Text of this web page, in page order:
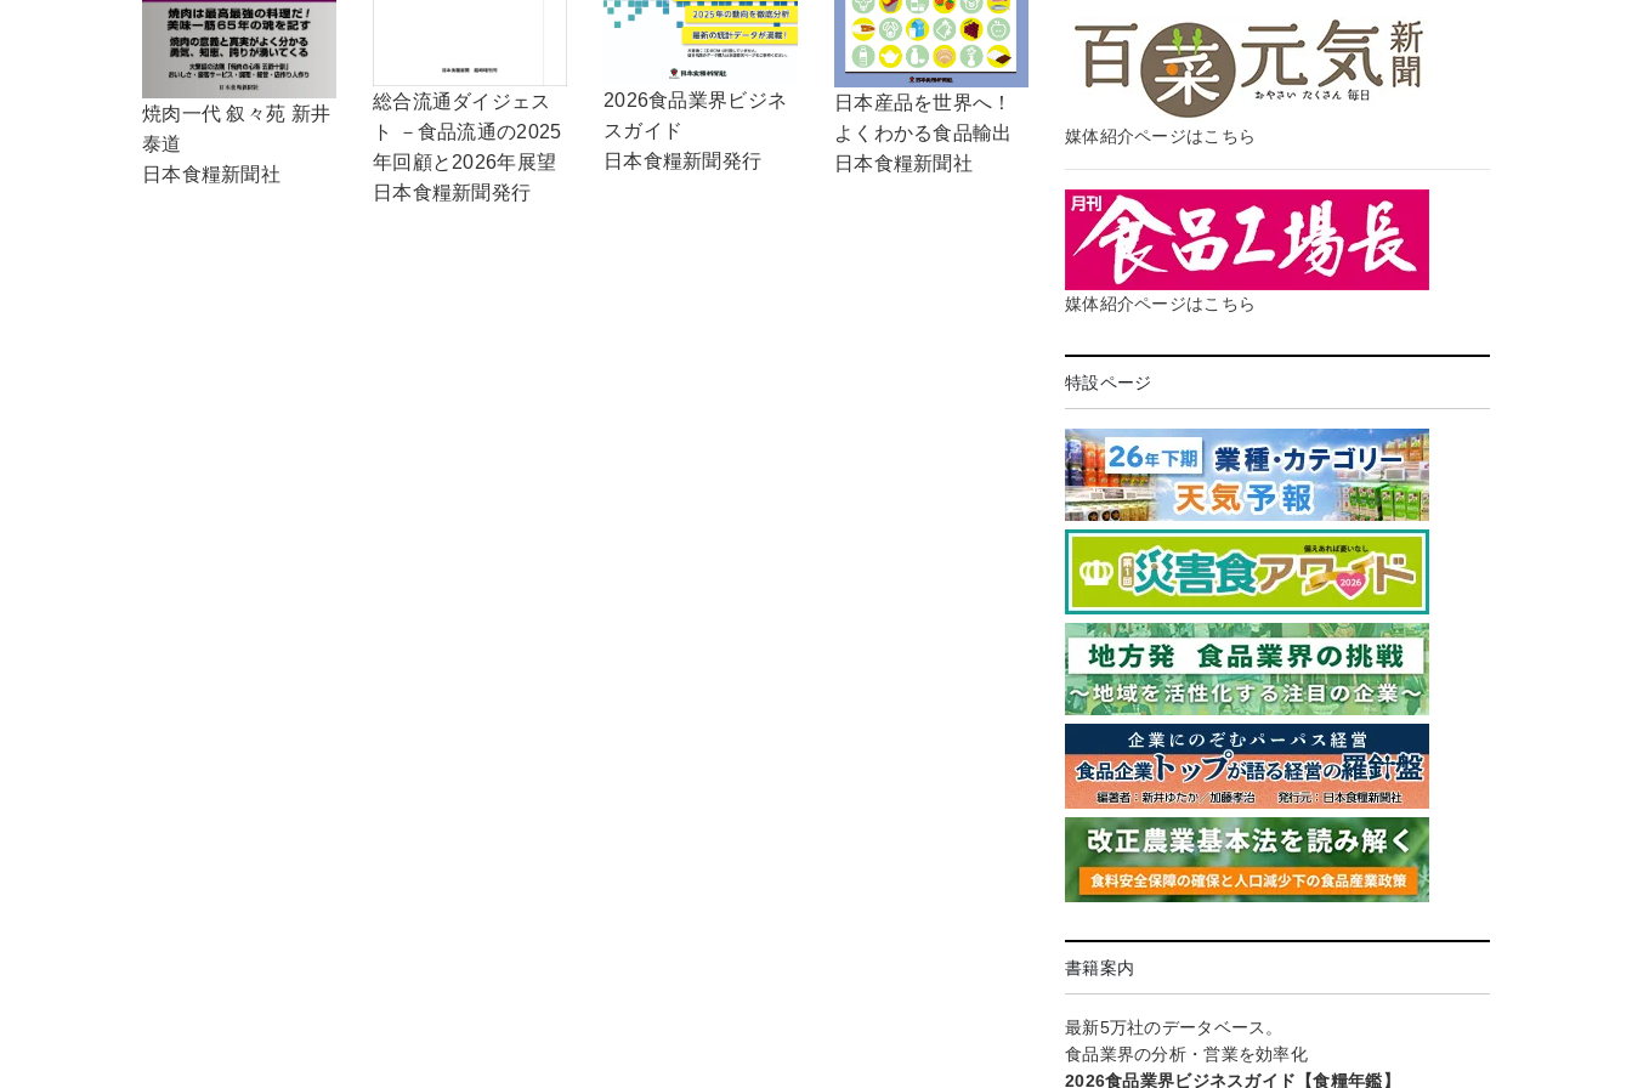
焼肉一代 叙々苑 新井
泰道
日本食糧新聞社
総合流通ダイジェス
ト －食品流通の2025
年回顧と2026年展望
日本食糧新聞発行
2026食品業界ビジネ
スガイド
日本食糧新聞発行
日本産品を世界へ！
よくわかる食品輸出
日本食糧新聞社
媒体紹介ページはこちら
媒体紹介ページはこちら
特設ページ
書籍案内
最新5万社のデータベース。
食品業界の分析・営業を効率化
2026食品業界ビジネスガイド【食糧年鑑】